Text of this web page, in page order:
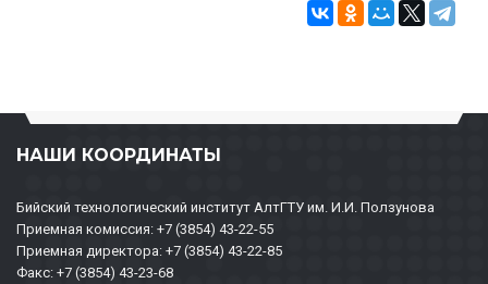
НАШИ КООРДИНАТЫ
Бийский технологический институт АлтГТУ им. И.И. Ползунова
Приемная комиссия: +7 (3854) 43-22-55
Приемная директора: +7 (3854) 43-22-85
Факс: +7 (3854) 43-23-68